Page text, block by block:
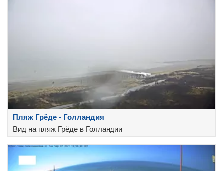
Пляж Грёде - Голландия
Вид на пляж Грёде в Голландии